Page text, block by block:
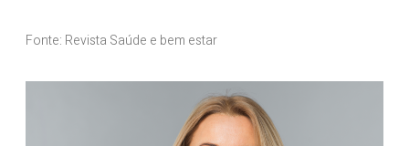
Fonte: Revista Saúde e bem estar